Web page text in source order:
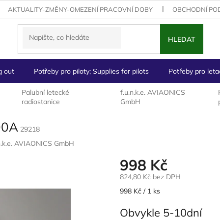
AKTUALITY-ZMĚNY-OMEZENÍ PRACOVNÍ DOBY OBCHODNÍ
HLEDAT
out Potřeby pro piloty; Supplies for pilots Potřeby pro
Palubní letecké
radiostanice
f.u.n.k.e. AVIAONICS
GmbH
29218
AVIAONICS GmbH
998 Kč
824,80 Kč bez DPH
Měrná
998 Kč / 1 ks
Obvykle 5-10dní